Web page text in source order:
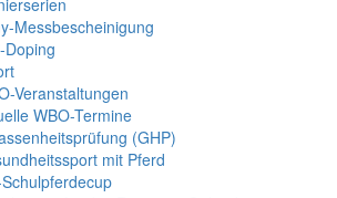
Messbescheinigung
Doping
Veranstaltungen
WBO-Termine
(GHP)
mit Pferd